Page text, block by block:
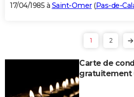
17/04/1985 à Saint-Omer(Pas-de-
1 2
Carte de
gratuitement